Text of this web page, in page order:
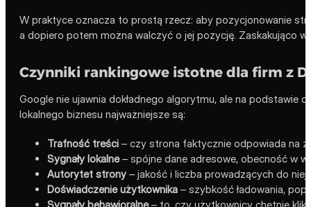
W praktyce oznacza to prostą rzecz: aby pozycjonowanie
a dopiero potem można walczyć o jej pozycję. Zaskakująco
Czynniki rankingowe istotne dla firm z
Google nie ujawnia dokładnego algorytmu, ale na podstawie
lokalnego biznesu najważniejsze są:
Trafność treści – czy strona faktycznie odpowiada na
Sygnały lokalne– spójne dane adresowe, obecność w
Autorytet strony – jakość i liczba prowadzących do niej
Doświadczenie użytkownika – szybkość ładowania,